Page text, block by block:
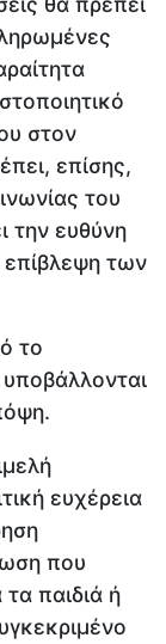
στον
επίσης,
του
ευθύνη
επίβλεψη των
το
ευχέρεια
που
παιδιά ή